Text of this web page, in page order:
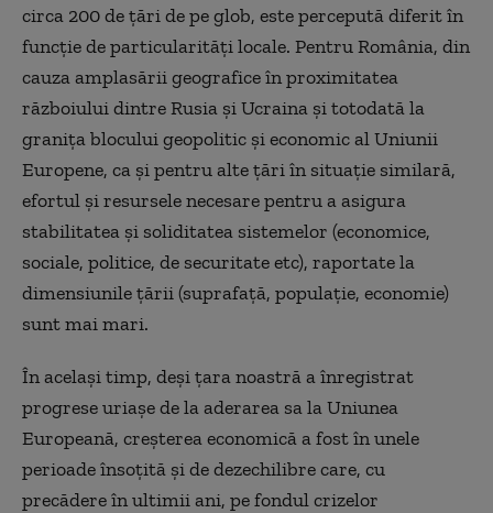
circa 200 de țări de pe glob, este percepută diferit în
funcție de particularități locale. Pentru România, din
cauza amplasării geografice în proximitatea
războiului dintre Rusia și Ucraina și totodată la
granița blocului geopolitic și economic al Uniunii
Europene, ca și pentru alte țări în situație similară,
efortul și resursele necesare pentru a asigura
stabilitatea și soliditatea sistemelor (economice,
sociale, politice, de securitate etc), raportate la
dimensiunile țării (suprafață, populație, economie)
sunt mai mari.
În același timp, deși țara noastră a înregistrat
progrese uriașe de la aderarea sa la Uniunea
Europeană, creșterea economică a fost în unele
perioade însoțită și de dezechilibre care, cu
precădere în ultimii ani, pe fondul crizelor